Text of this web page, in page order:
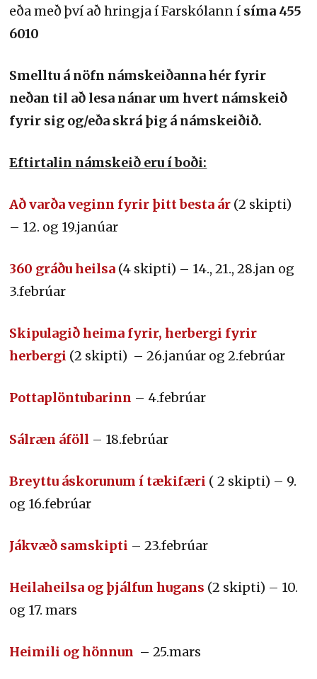
eða með því að hringja í Farskólann í síma 455
6010
Smelltu á nöfn námskeiðanna hér fyrir
neðan til að lesa nánar um hvert námskeið
fyrir sig og/eða skrá þig á námskeiðið.
Eftirtalin námskeið eru í boði:
Að varða veginn fyrir þitt besta ár (2 skipti)
– 12. og 19.janúar
360 gráðu heilsa (4 skipti) – 14., 21., 28.jan og
3.febrúar
Skipulagið heima fyrir, herbergi fyrir
herbergi (2 skipti) – 26.janúar og 2.febrúar
Pottaplöntubarinn – 4.febrúar
Sálræn áföll – 18.febrúar
Breyttu áskorunum í tækifæri ( 2 skipti) – 9.
og 16.febrúar
Jákvæð samskipti – 23.febrúar
Heilaheilsa og þjálfun hugans (2 skipti) – 10.
og 17. mars
Heimili og hönnun – 25.mars